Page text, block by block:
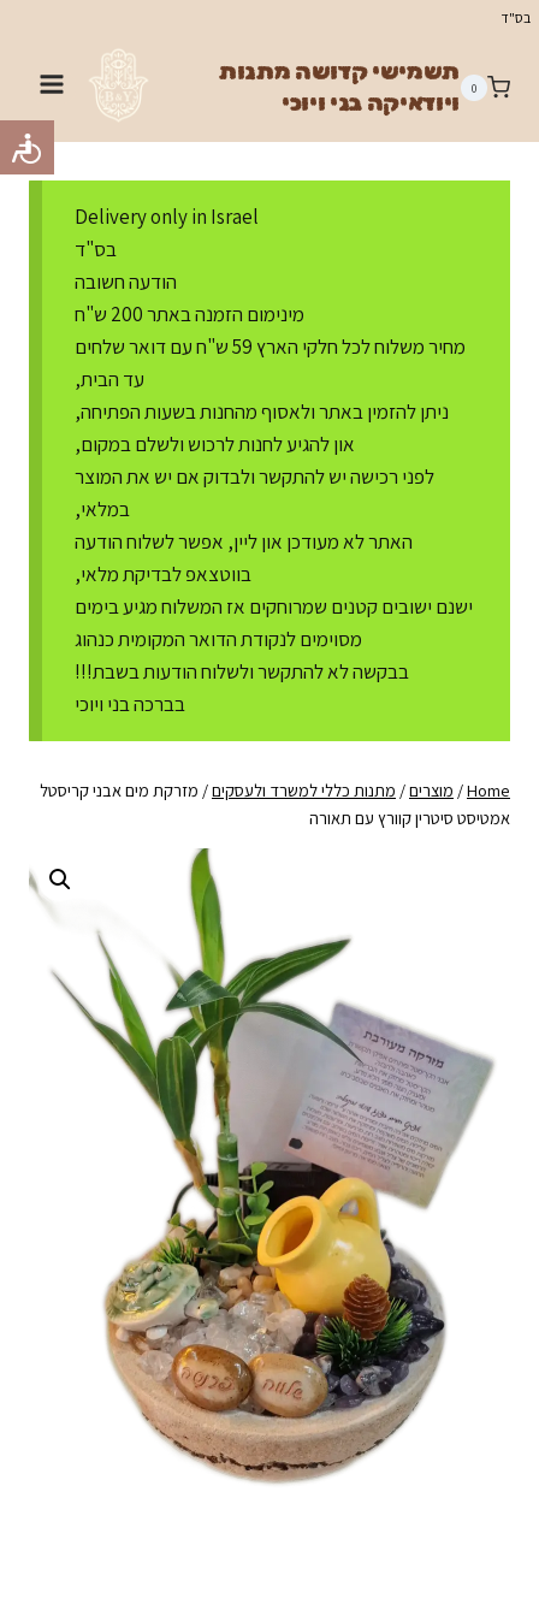
Skip
content
בס"ד
0
תשמישי קדושה מתנות
ויודאיקה בני ויוכי
Delivery only in Israel
בס"ד
הודעה חשובה
מינימום הזמנה באתר 200 ש"ח
מחיר משלוח לכל חלקי הארץ 59 ש"ח עם דואר שלחים
עד הבית,
ניתן להזמין באתר ולאסוף מהחנות בשעות הפתיחה,
און להגיע לחנות לרכוש ולשלם במקום,
לפני רכישה יש להתקשר ולבדוק אם יש את המוצר
במלאי,
האתר לא מעודכן און ליין, אפשר לשלוח הודעה
בווטצאפ לבדיקת מלאי,
ישנם ישובים קטנים שמרוחקים אז המשלוח מגיע בימים
מסוימים לנקודת הדואר המקומית כנהוג
בבקשה לא להתקשר ולשלוח הודעות בשבת!!!
בברכה בני ויוכי
Home
/ מוצרים/ מתנות כללי למשרד ולעסקים/ מזרקת מים אבני קריסטל
אמטיסט סיטרין קוורץ עם תאורה